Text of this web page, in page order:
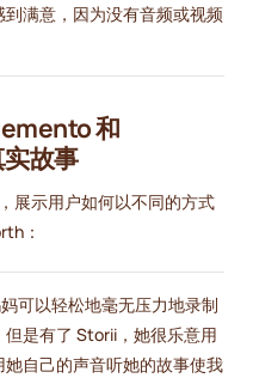
满意，因为没有音频或视频
和
故事
展示用户如何以不同的方式
：
可以轻松地毫无压力地录制
是有了 Storii，她很乐意用
自己的声音听她的故事使我